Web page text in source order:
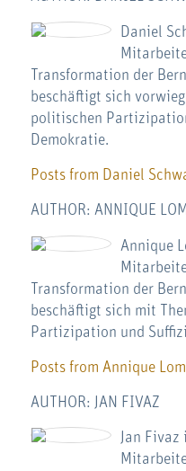
Daniel
Transformation der
beschäftigt sich
politischen
Demokratie.
Posts from Daniel
AUTHOR: ANNIQUE
Annique
Transformation der
beschäftigt sich mit
Partizipation und
Posts from Annique
AUTHOR: JAN FIVAZ
Jan